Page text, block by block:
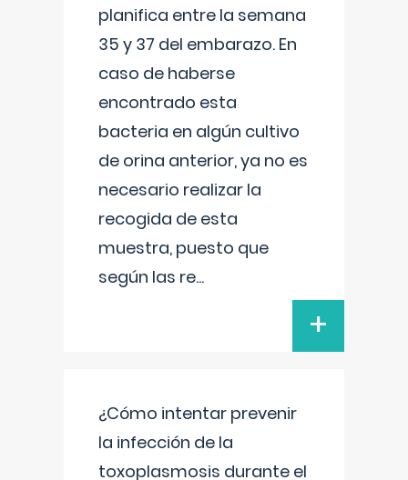
planifica entre la semana
35 y 37 del embarazo. En
caso de haberse
encontrado esta
bacteria en algún cultivo
de orina anterior, ya no es
necesario realizar la
recogida de esta
muestra, puesto que
según las re...
+
¿Cómo intentar prevenir
la infección de la
toxoplasmosis durante el